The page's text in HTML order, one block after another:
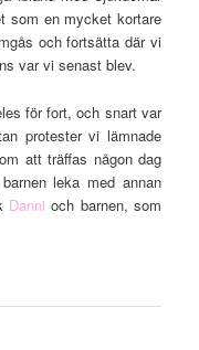
som en mycket kortare
och fortsätta där vi
var vi senast blev.
för fort, och snart var
protester vi lämnade
att träffas någon dag
leka med annan
Danni och barnen, som